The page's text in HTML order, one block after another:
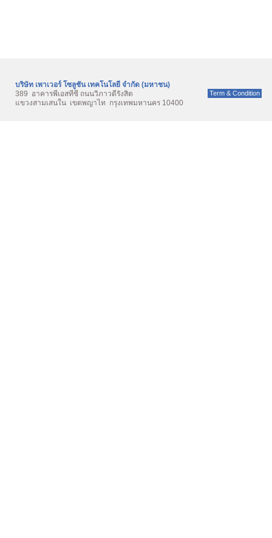
บริษัท เพาเวอร์ โซลูชั่น เทคโนโลยี จำกัด (มหาชน)
389 อาคารพีเอสทีซี ถนนวิภาวดีรังสิต
แขวงสามเสนใน เขตพญาไท กรุงเทพมหานคร 10400
Term & Condition